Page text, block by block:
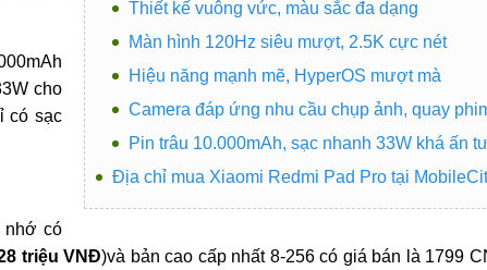
Thiết kế vuông vức, màu sắc đa dạng
Màn hình 120Hz siêu mượt, 2.5K cực nét
Hiệu năng mạnh mẽ, HyperOS mượt mà
Camera đáp ứng nhu cầu chụp ảnh, quay
Pin trâu 10.000mAh, sạc nhanh 33W khá ấn
Địa chỉ mua Xiaomi Redmi Pad Pro tại
cho
có sạc
nhớ có
triệu VNĐ)và bản cao cấp nhất 8-256 có giá bán là 1799